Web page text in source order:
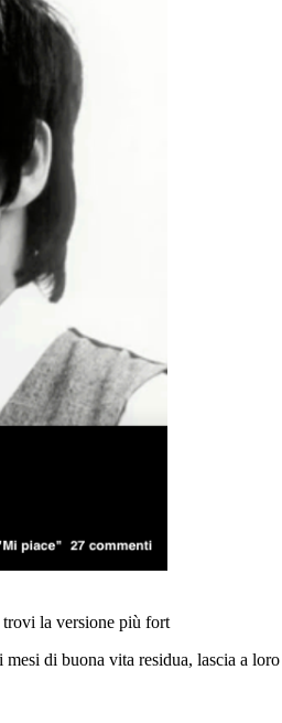
trovi la versione più fort
di buona vita residua, lascia a